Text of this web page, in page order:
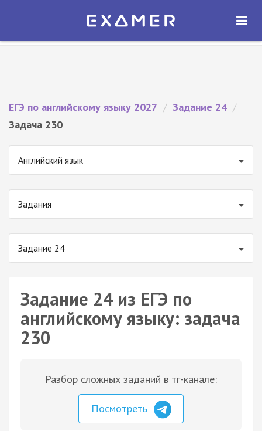
Экзамер — ЕГЭ 2027
ОТКРЫТЬ
ЕГЭ по английскому языку 2027 / Задание 24 /
Задача 230
Английский язык
Задания
Задание 24
Задание 24 из ЕГЭ по
английскому языку: задача
230
Разбор сложных заданий в тг-канале:
Посмотреть